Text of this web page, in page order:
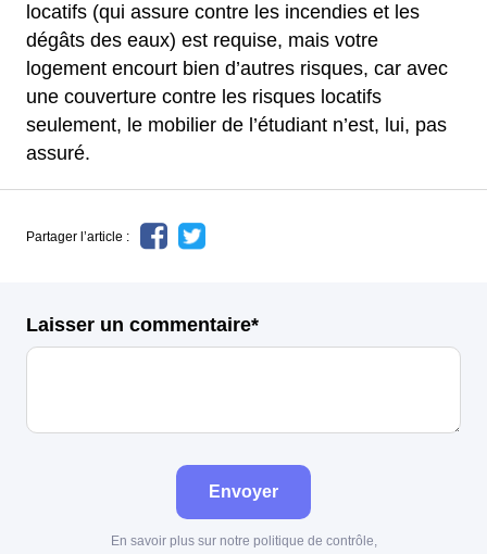
locatifs (qui assure contre les incendies et les
dégâts des eaux) est requise, mais votre
logement encourt bien d’autres risques, car avec
une couverture contre les risques locatifs
seulement, le mobilier de l’étudiant n’est, lui, pas
assuré.
Partager l’article :
Laisser un commentaire*
Envoyer
En savoir plus sur notre politique de contrôle,